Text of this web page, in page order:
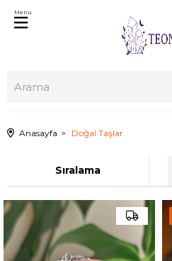
Menu
Anasayfa Doğal Taşlar
Sıralama